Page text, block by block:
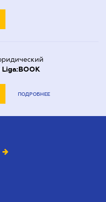
Liga:BOOK
ПОДРОБНЕЕ